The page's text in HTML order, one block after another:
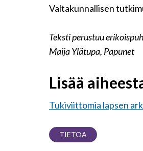
Valtakunnallisen
Teksti perustuu
Maija Ylätupa, Papunet
Lisää
Tukiviittomia lapsen
TIETOA